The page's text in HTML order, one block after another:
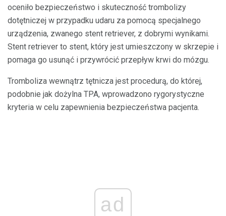
oceniło bezpieczeństwo i skuteczność trombolizy
dotętniczej w przypadku udaru za pomocą specjalnego
urządzenia, zwanego stent retriever, z dobrymi wynikami.
Stent retriever to stent, który jest umieszczony w skrzepie i
pomaga go usunąć i przywrócić przepływ krwi do mózgu.
Tromboliza wewnątrz tętnicza jest procedurą, do której,
podobnie jak dożylna TPA, wprowadzono rygorystyczne
kryteria w celu zapewnienia bezpieczeństwa pacjenta.
ad